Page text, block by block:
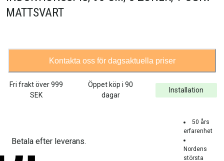
MATTSVART
Kontakta oss för dagsaktuella priser
Fri frakt över999
SEK
Öppet köp i 90
dagar
Installation
Betala efter leverans.
50 års
erfarenhet
Nordens
största